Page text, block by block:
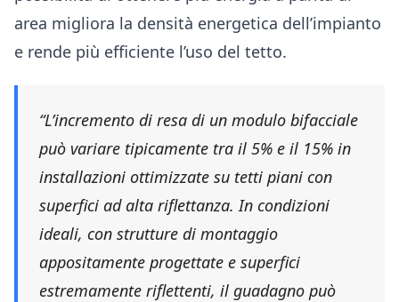
area migliora la densità energetica dell’impianto
e rende più efficiente l’uso del tetto.
“L’incremento di resa di un modulo bifacciale
può variare tipicamente tra il 5% e il 15% in
installazioni ottimizzate su tetti piani con
superfici ad alta riflettanza. In condizioni
ideali, con strutture di montaggio
appositamente progettate e superfici
estremamente riflettenti, il guadagno può